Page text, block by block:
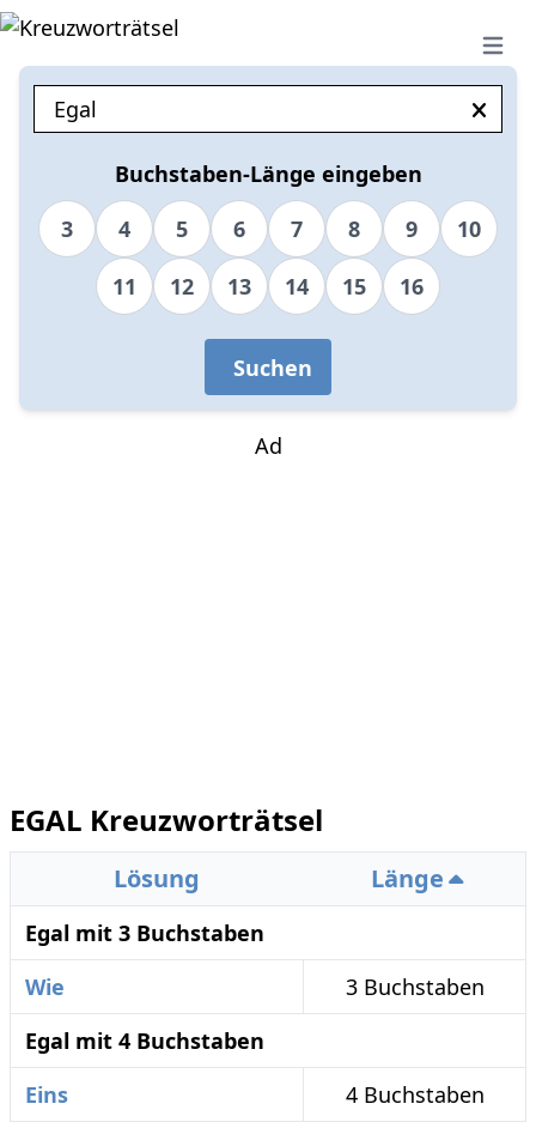
Open
Buchstaben-Länge eingeben
3
4 5 6 7 8 9
10
11
12 13 14 15 16
Suchen
Ad
EGAL Kreuzworträtsel
Lösung Länge
Egal mit 3 Buchstaben
Wie
3 Buchstaben
Egal mit 4 Buchstaben
Eins
4 Buchstaben